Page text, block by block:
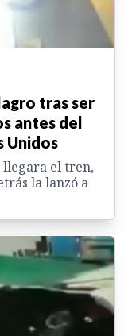
tras ser
antes del
Unidos
llegara el tren,
la lanzó a